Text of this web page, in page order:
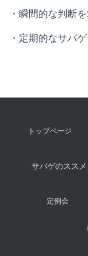
・瞬間的な判断
・定期的なサバ
トップページ
サバゲのススメ
定例会